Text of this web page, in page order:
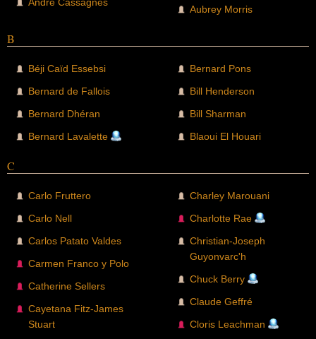
André Cassagnes
Aubrey Morris
B
Béji Caïd Essebsi
Bernard de Fallois
Bernard Dhéran
Bernard Lavalette
Bernard Pons
Bill Henderson
Bill Sharman
Blaoui El Houari
C
Carlo Fruttero
Carlo Nell
Carlos Patato Valdes
Carmen Franco y Polo
Catherine Sellers
Cayetana Fitz-James
Stuart
Charley Marouani
Charlotte Rae
Christian-Joseph
Guyonvarc'h
Chuck Berry
Claude Geffré
Cloris Leachman